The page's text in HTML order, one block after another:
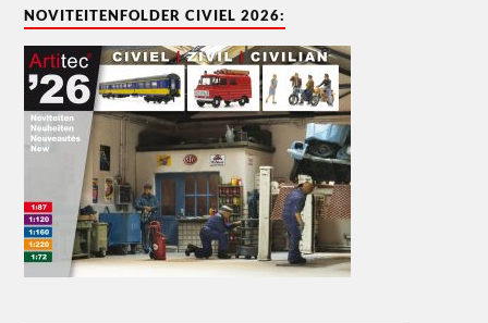
NOVITEITENFOLDER CIVIEL 2026: